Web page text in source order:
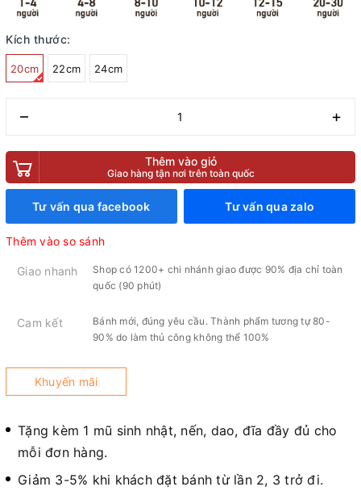
Kích thước:
20cm 22cm 24cm
– +
Thêm vào giỏ
Giao hàng tận nơi trên toàn quốc
Tư vấn qua facebook Tư vấn qua zalo
Thêm vào so sánh
Giao nhanh
Shop có 1200+ chi nhánh giao được 90% địa chỉ toàn
quốc (90 phút)
Cam kết
Bánh mới, đúng yêu cầu. Thành phẩm tương tự 80-
90% do làm thủ công không thể 100%
Khuyến mãi
Tặng kèm 1 mũ sinh nhật, nến, dao, đĩa đầy đủ cho
mỗi đơn hàng.
Giảm 3-5% khi khách đặt bánh từ lần 2, 3 trở đi.